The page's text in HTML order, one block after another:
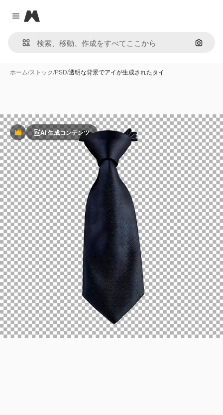
Close menu
Magnific
画像で
ホーム/ストック/PSD/透明な背景でアイが生成されたタイ
PremiumAI 生成コンテンツ